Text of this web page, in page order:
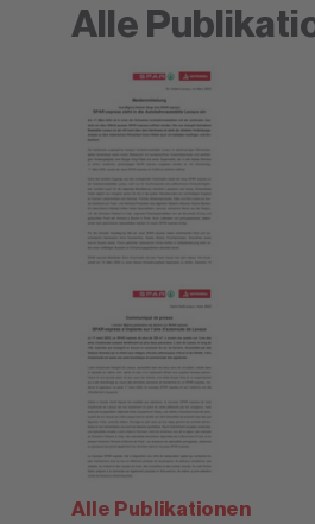
Alle
Alle Publikationen